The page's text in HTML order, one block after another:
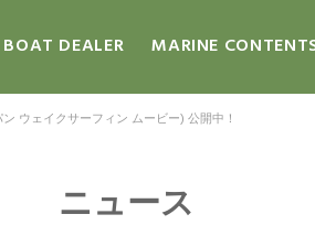
BOAT DEALER MARINE
ウェイクサーフィン ムービー) 公開中！
ニュース